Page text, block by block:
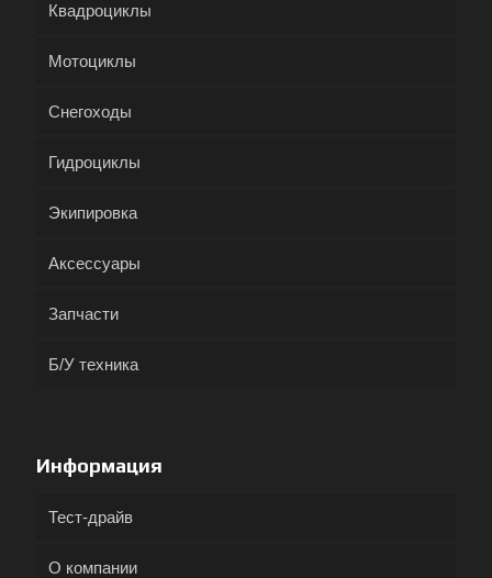
Квадроциклы
Мотоциклы
Снегоходы
Гидроциклы
Экипировка
Аксессуары
Запчасти
Б/У техника
Информация
Тест-драйв
О компании